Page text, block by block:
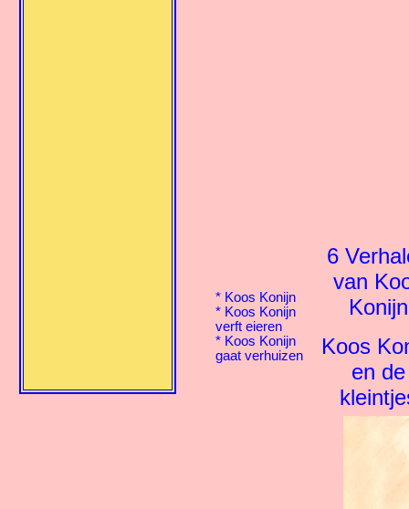
* Koos Konijn
* Koos Konijn
verft eieren
* Koos Konijn
gaat verhuizen
6
van
Konijn
Koos
en de